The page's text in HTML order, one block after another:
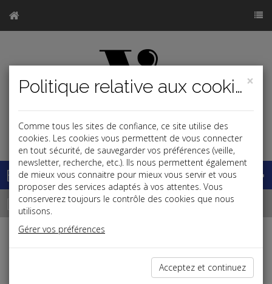
Base documentaire
Dépêches
Liste des dernières dépêches
×
Politique relative aux cookies
Comme tous les sites de confiance, ce site utilise des
cookies. Les cookies vous permettent de vous connecter
en tout sécurité, de sauvegarder vos préférences (veille,
newsletter, recherche, etc.). Ils nous permettent également
de mieux vous connaitre pour mieux vous servir et vous
proposer des services adaptés à vos attentes. Vous
conserverez toujours le contrôle des cookies que nous
utilisons.
Gérer vos préférences
Acceptez et continuez